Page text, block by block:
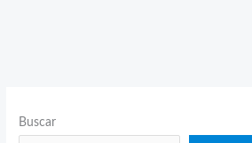
Buscar